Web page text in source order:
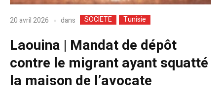
20 avril 2026 dans SOCIETE Tunisie
Laouina | Mandat de dépôt
contre le migrant ayant squatté
la maison de l’avocate